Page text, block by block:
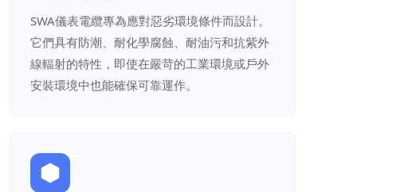
SWA儀表電纜專為應對惡劣環境條件而設計。
它們具有防潮、耐化學腐蝕、耐油污和抗紫外
線輻射的特性，即使在嚴苛的工業環境或戶外
安裝環境中也能確保可靠運作。